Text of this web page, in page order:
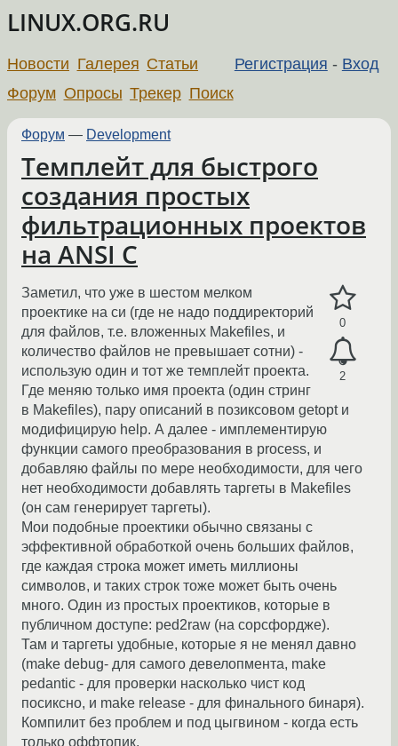
LINUX.ORG.RU
Регистрация - Вход
Новости Галерея Статьи
Форум Опросы Трекер Поиск
Форум — Development
Темплейт для быстрого
создания простых
фильтрационных проектов
на ANSI C
0
2
Заметил, что уже в шестом мелком
проектике на си (где не надо поддиректорий
для файлов, т.е. вложенных Makefiles, и
количество файлов не превышает сотни) -
использую один и тот же темплейт проекта.
Где меняю только имя проекта (один стринг
в Makefiles), пару описаний в позиксовом getopt и
модифицирую help. А далее - имплементирую
функции самого преобразования в process, и
добавляю файлы по мере необходимости, для чего
нет необходимости добавлять таргеты в Makefiles
(он сам генерирует таргеты).
Мои подобные проектики обычно связаны с
эффективной обработкой очень больших файлов,
где каждая строка может иметь миллионы
символов, и таких строк тоже может быть очень
много. Один из простых проектиков, которые в
публичном доступе: ped2raw (на сорсфордже).
Там и таргеты удобные, которые я не менял давно
(make debug- для самого девелопмента, make
pedantic - для проверки насколько чист код
посиксно, и make release - для финального бинаря).
Компилит без проблем и под цыгвином - когда есть
только оффтопик.